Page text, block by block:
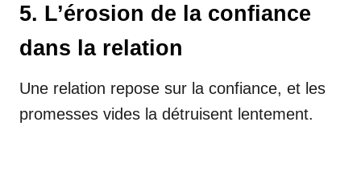
5. L’érosion de la confiance
dans la relation
Une relation repose sur la confiance, et les
promesses vides la détruisent lentement.